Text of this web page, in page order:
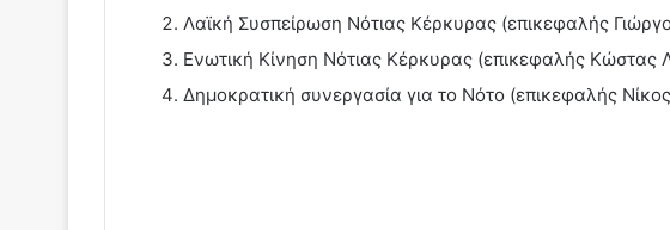
Λαϊκή Συσπείρωση Νότιας Κέρκυρας (επικεφαλής
Ενωτική Κίνηση Νότιας Κέρκυρας (επικεφαλής Κώστας
Δημοκρατική συνεργασία για το Νότο (επικεφαλής